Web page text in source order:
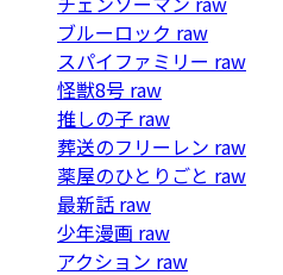
ブルーロック raw
スパイファミリー raw
怪獣8号 raw
推しの子 raw
葬送のフリーレン raw
薬屋のひとりごと raw
最新話 raw
少年漫画 raw
アクション raw